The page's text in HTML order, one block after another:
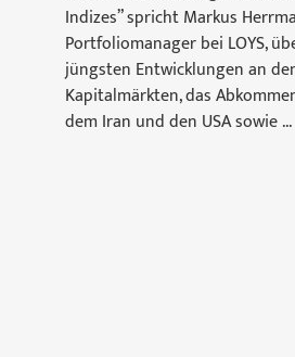
Indizes” spricht Markus
Portfoliomanager bei LOYS,
jüngsten Entwicklungen an
Kapitalmärkten, das
dem Iran und den USA sowie ...